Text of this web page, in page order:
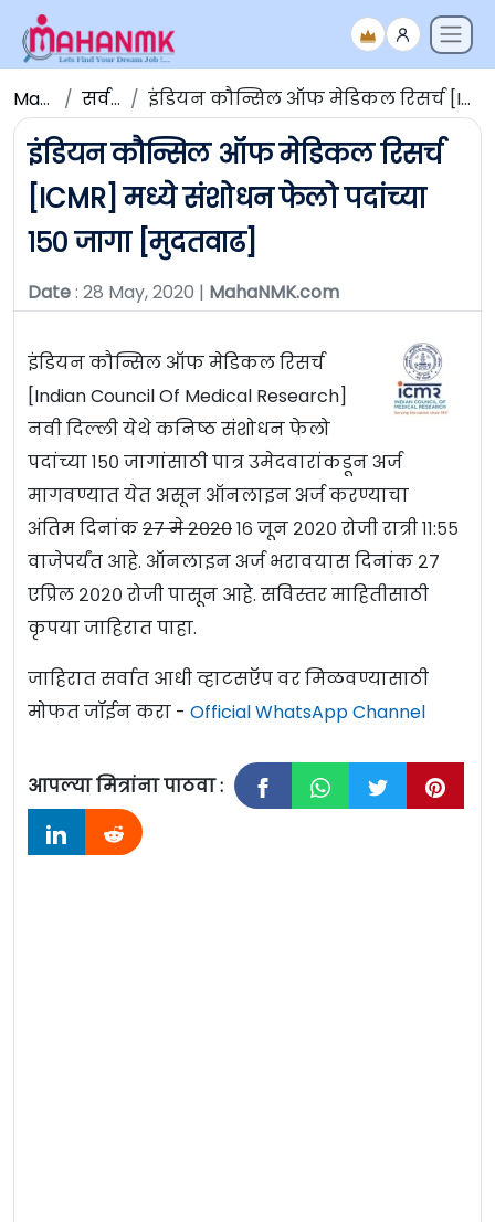
Maha NMK सर्व जाहिराती इंडियन कौन्सिल ऑफ मेडिकल रिसर्च [ICMR] मध्ये संशोधन फेलो पदांच्या १५० जागा [मुदतवाढ]
इंडियन कौन्सिल ऑफ मेडिकल रिसर्च
[ICMR] मध्ये संशोधन फेलो पदांच्या
१५० जागा [मुदतवाढ]
Date: 28 May, 2020 | MahaNMK.com
इंडियन कौन्सिल ऑफ मेडिकल रिसर्च
[Indian Council Of Medical Research]
नवी दिल्ली येथे कनिष्ठ संशोधन फेलो
पदांच्या १५० जागांसाठी पात्र उमेदवारांकडून अर्ज
मागवण्यात येत असून ऑनलाइन अर्ज करण्याचा
अंतिम दिनांक२७ मे २०२०१६ जून २०२० रोजी रात्री ११:५५
वाजेपर्यंत आहे. ऑनलाइन अर्ज भरावयास दिनांक २७
एप्रिल २०२० रोजी पासून आहे. सविस्तर माहितीसाठी
कृपया जाहिरात पाहा.
जाहिरात सर्वात आधी व्हाटसऍप वर मिळवण्यासाठी
मोफत जॉईन करा - Official WhatsApp Channel
आपल्या मित्रांना पाठवा :